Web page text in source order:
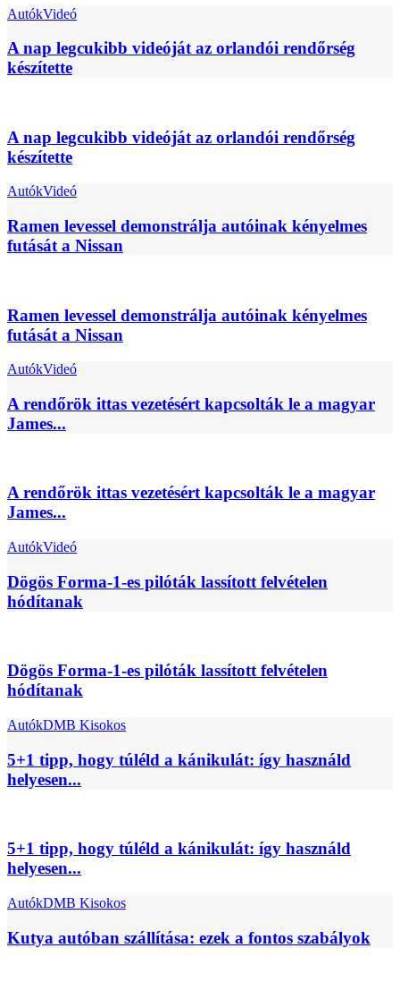
AutókVideó
A nap legcukibb videóját az orlandói rendőrség
készítette
A nap legcukibb videóját az orlandói rendőrség
készítette
AutókVideó
Ramen levessel demonstrálja autóinak kényelmes
futását a Nissan
Ramen levessel demonstrálja autóinak kényelmes
futását a Nissan
AutókVideó
A rendőrök ittas vezetésért kapcsolták le a magyar
James...
A rendőrök ittas vezetésért kapcsolták le a magyar
James...
AutókVideó
Dögös Forma-1-es pilóták lassított felvételen
hódítanak
Dögös Forma-1-es pilóták lassított felvételen
hódítanak
AutókDMB Kisokos
5+1 tipp, hogy túléld a kánikulát: így használd
helyesen...
5+1 tipp, hogy túléld a kánikulát: így használd
helyesen...
AutókDMB Kisokos
Kutya autóban szállítása: ezek a fontos szabályok